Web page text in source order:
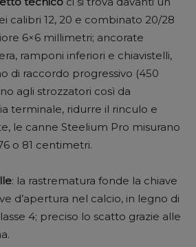
calibri 12, 20 e combinato 20/28
6×6 millimetri; ancorate
ramponi inferiori e chiavistelli,
di raccordo progressivo (450
agli strozzatori così da
terminale, ridurre il rinculo e
le canne Steelium Pro misurano
o 81 centimetri.
: la rastrematura fonde la chiave
d’apertura nel calcio, in legno di
4; preciso lo scatto grazie alle